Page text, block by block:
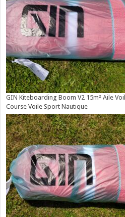
GIN Kiteboarding Boom V2 15m² Aile
Course Voile Sport Nautique